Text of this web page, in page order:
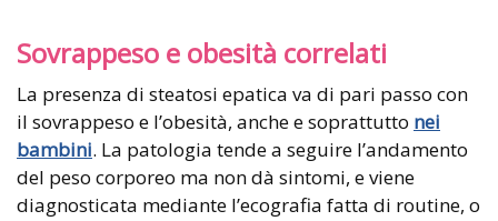
Sovrappeso e obesità correlati
La presenza di steatosi epatica va di pari passo con
il sovrappeso e l’obesità, anche e soprattutto nei
bambini. La patologia tende a seguire l’andamento
del peso corporeo ma non dà sintomi, e viene
diagnosticata mediante l’ecografia fatta di routine, o